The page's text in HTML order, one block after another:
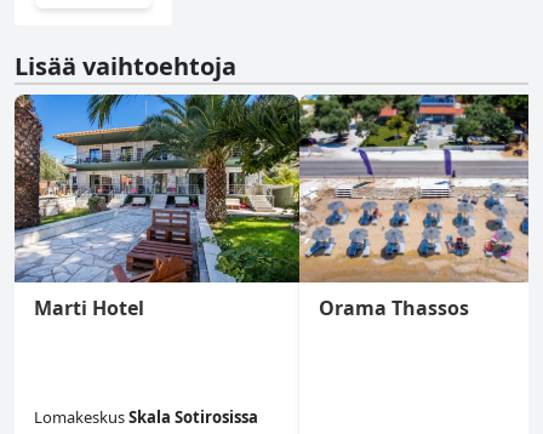
Lisää vaihtoehtoja
Marti Hotel
LomakeskusSkala Sotirosissa
Orama Thassos